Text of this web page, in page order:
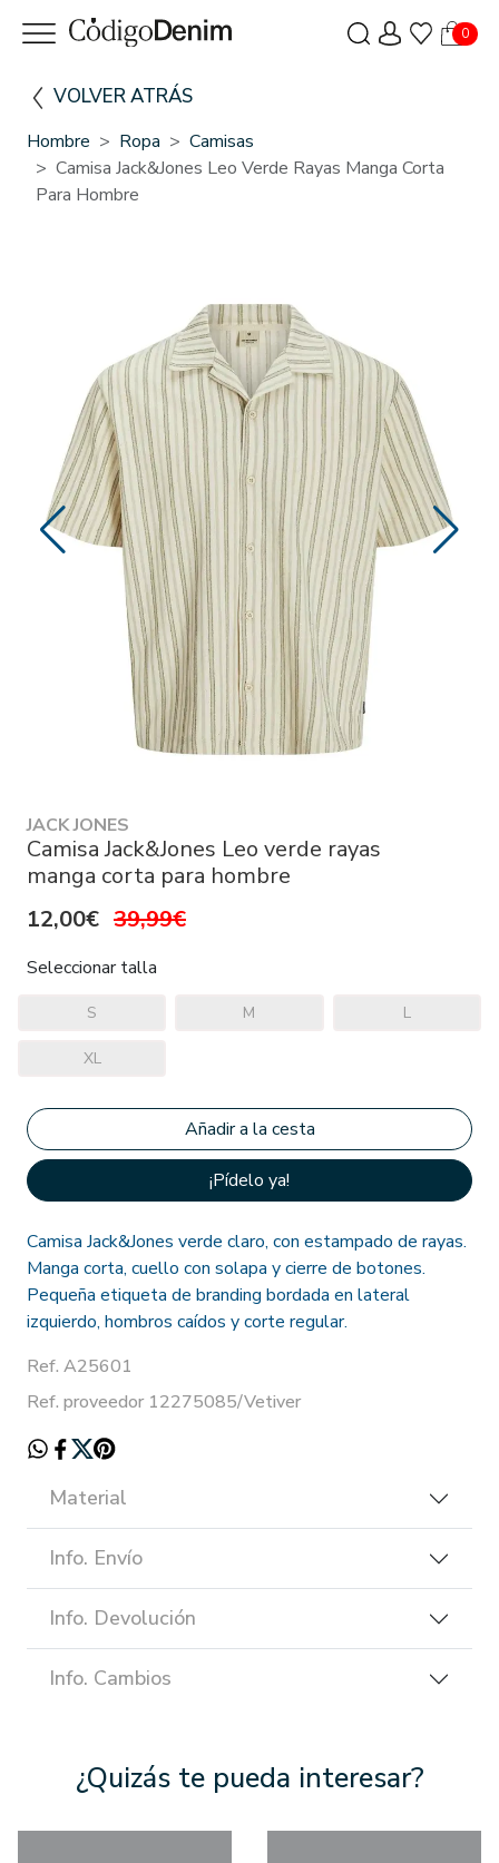
0
VOLVER ATRÁS
Hombre Ropa
Camisas
Camisa Jack&Jones Leo Verde Rayas Manga Corta
Para Hombre
JACK JONES
Camisa Jack&Jones Leo verde rayas
manga corta para hombre
12,00€ 39,99€
Seleccionar talla
S M L
XL
¡Pídelo ya!
Camisa Jack&Jones verde claro, con estampado de rayas.
Manga corta, cuello con solapa y cierre de botones.
Pequeña etiqueta de branding bordada en lateral
izquierdo, hombros caídos y corte regular.
Ref. A25601
Ref. proveedor 12275085/Vetiver
Material
Info. Envío
Info. Devolución
Info. Cambios
¿Quizás te pueda interesar?